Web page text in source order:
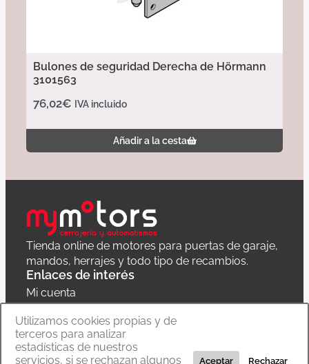
Bulones de seguridad Derecha de Hörmann
3101563
76,02€ IVA incluido
Añadir a la cesta
Tienda online de motores para puertas de garaje,
mandos, herrajes y todo tipo de recambios.
Enlaces de interés
Mi cuenta
Política de privacidad
Carrito
Utilizamos cookies propias y de
terceros para analizar
estadísticas de nuestros
servicios, si se rechazan algunos
Aceptar Rechazar